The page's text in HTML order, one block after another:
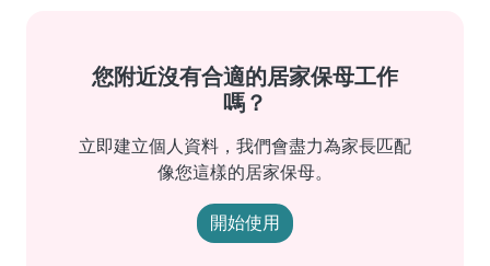
您附近沒有合適的居家保母工作
嗎？
立即建立個人資料，我們會盡力為家長匹配
像您這樣的居家保母。
開始使用